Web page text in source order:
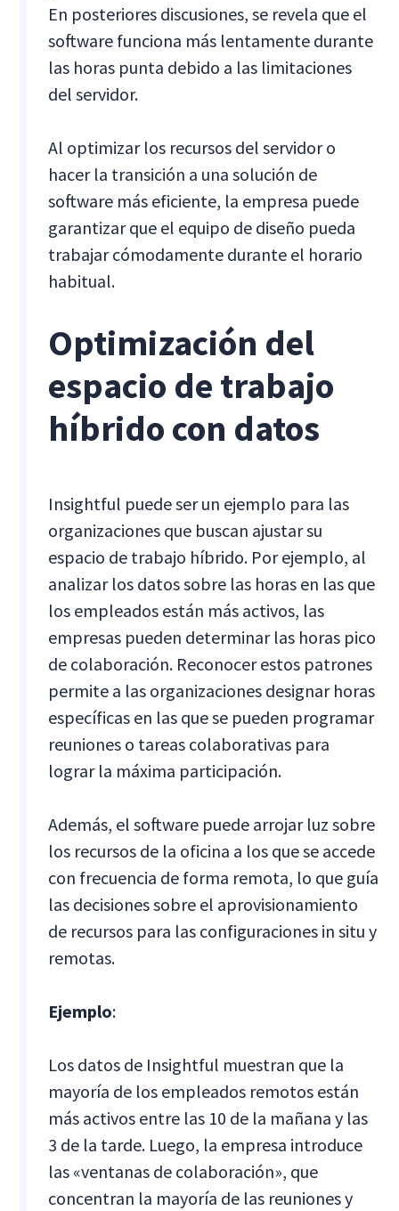
En posteriores discusiones, se revela que el
software funciona más lentamente durante
las horas punta debido a las limitaciones
del servidor.
Al optimizar los recursos del servidor o
hacer la transición a una solución de
software más eficiente, la empresa puede
garantizar que el equipo de diseño pueda
trabajar cómodamente durante el horario
habitual.
Optimización del
espacio de trabajo
híbrido con datos
Insightful puede ser un ejemplo para las
organizaciones que buscan ajustar su
espacio de trabajo híbrido. Por ejemplo, al
analizar los datos sobre las horas en las que
los empleados están más activos, las
empresas pueden determinar las horas pico
de colaboración. Reconocer estos patrones
permite a las organizaciones designar horas
específicas en las que se pueden programar
reuniones o tareas colaborativas para
lograr la máxima participación.
Además, el software puede arrojar luz sobre
los recursos de la oficina a los que se accede
con frecuencia de forma remota, lo que guía
las decisiones sobre el aprovisionamiento
de recursos para las configuraciones in situ y
remotas.
Ejemplo:
Los datos de Insightful muestran que la
mayoría de los empleados remotos están
más activos entre las 10 de la mañana y las
3 de la tarde. Luego, la empresa introduce
las «ventanas de colaboración», que
concentran la mayoría de las reuniones y